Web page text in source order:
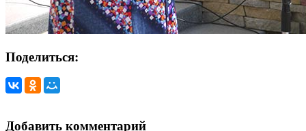
Поделиться:
Добавить комментарий